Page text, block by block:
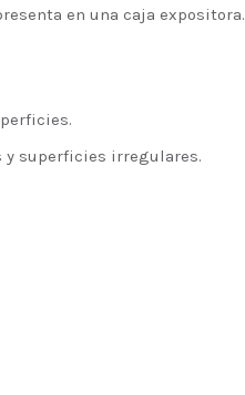
en una caja expositora.
y superficies irregulares.